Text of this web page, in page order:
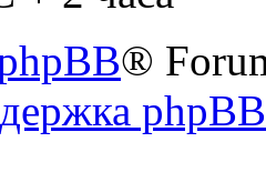
®
phpBB